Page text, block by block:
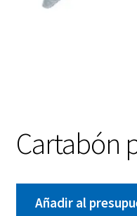
Cartabón
Añadir al